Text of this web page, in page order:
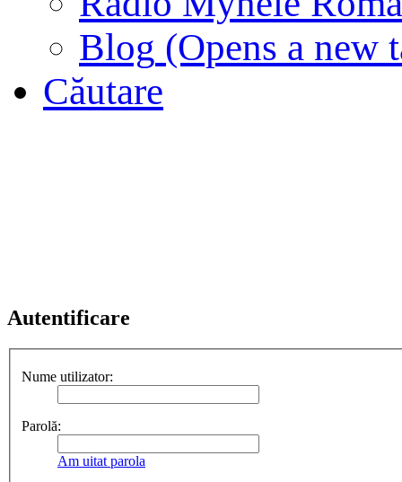
Blog (Opens a new
Căutare
Autentificare
Nume utilizator:
Parolă:
Am uitat parola